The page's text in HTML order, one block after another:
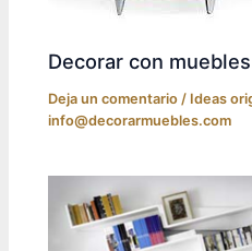
Decorar con
Deja un comentario / Ideas
info@decorarmuebles.com